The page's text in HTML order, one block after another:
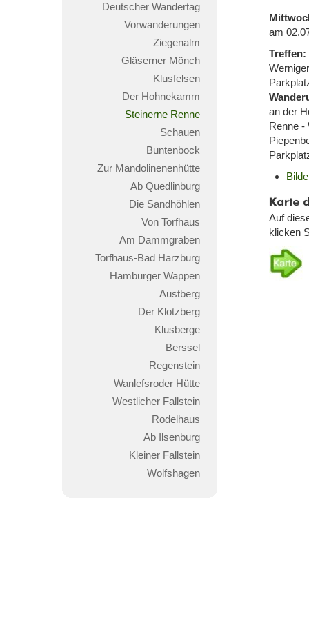
Deutscher Wandertag
Vorwanderungen
Ziegenalm
Gläserner Mönch
Klusfelsen
Der Hohnekamm
Steinerne Renne
Schauen
Buntenbock
Zur Mandolinenenhütte
Ab Quedlinburg
Die Sandhöhlen
Von Torfhaus
Am Dammgraben
Torfhaus-Bad Harzburg
Hamburger Wappen
Austberg
Der Klotzberg
Klusberge
Berssel
Regenstein
Wanlefsroder Hütte
Westlicher Fallstein
Rodelhaus
Ab Ilsenburg
Kleiner Fallstein
Wolfshagen
am
Treffen:
an der
Renne -
Karte
Auf
klicken